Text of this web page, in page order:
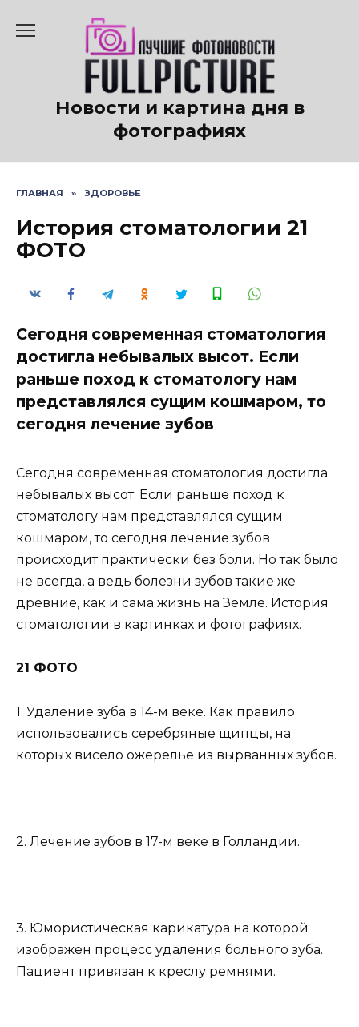
содержанию
Новости и картина дня в
фотографиях
ГЛАВНАЯ » ЗДОРОВЬЕ
История стоматологии 21
ФОТО
Сегодня современная стоматология
достигла небывалых высот. Если
раньше поход к стоматологу нам
представлялся сущим кошмаром, то
сегодня лечение зубов
Сегодня современная стоматология достигла
небывалых высот. Если раньше поход к
стоматологу нам представлялся сущим
кошмаром, то сегодня лечение зубов
происходит практически без боли. Но так было
не всегда, а ведь болезни зубов такие же
древние, как и сама жизнь на Земле. История
стоматологии в картинках и фотографиях.
21 ФОТО
1. Удаление зуба в 14-м веке. Как правило
использовались серебряные щипцы, на
которых висело ожерелье из вырванных зубов.
2. Лечение зубов в 17-м веке в Голландии.
3. Юмористическая карикатура на которой
изображен процесс удаления больного зуба.
Пациент привязан к креслу ремнями.